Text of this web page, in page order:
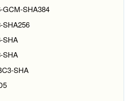
GCM-SHA384
SHA256
SHA
SHA
SHA